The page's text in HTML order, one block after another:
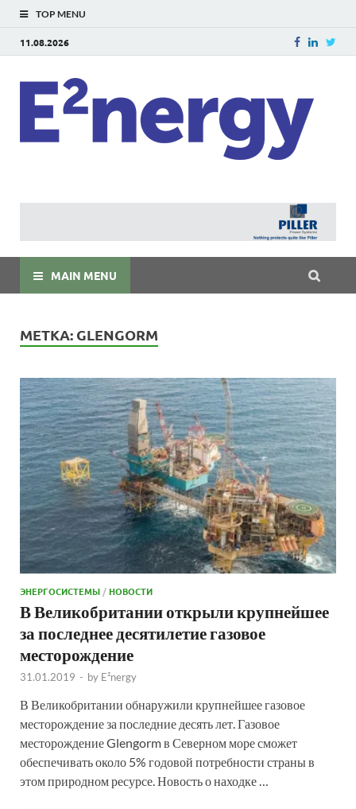
TOP MENU
11.08.2026
MAIN MENU
МЕТКА: GLENGORM
ЭНЕРГОСИСТЕМЫ /НОВОСТИ
В Великобритании открыли крупнейшее
за последнее десятилетие газовое
месторождение
31.01.2019 - by E²nergy
В Великобритании обнаружили крупнейшее газовое
месторождение за последние десять лет. Газовое
месторождение Glengorm в Северном море сможет
обеспечивать около 5% годовой потребности страны в
этом природном ресурсе. Новость о находке …